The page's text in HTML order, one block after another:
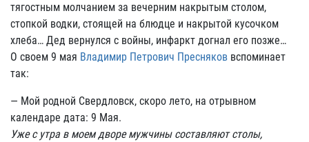
тягостным молчанием за вечерним накрытым столом,
стопкой водки, стоящей на блюдце и накрытой кусочком
хлеба… Дед вернулся с войны, инфаркт догнал его позже…
О своем 9 мая Владимир Петрович Пресняков вспоминает
так:
— Мой родной Свердловск, скоро лето, на отрывном
календаре дата: 9 Мая.
Уже с утра в моем дворе мужчины составляют столы,